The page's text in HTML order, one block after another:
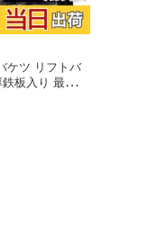
ケツ リフトバ
板入り 最大荷
色：ブラッ